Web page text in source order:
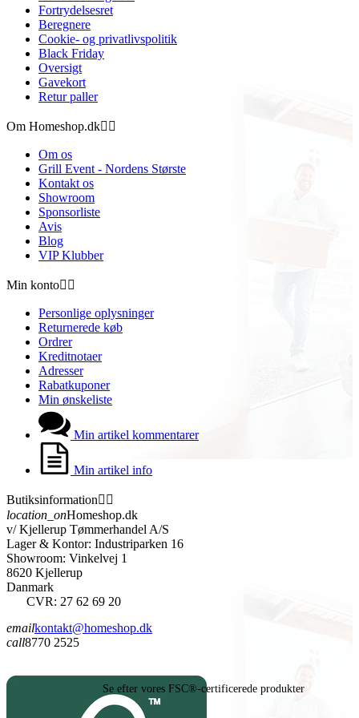
Fortrydelsesret
Beregnere
Cookie- og privatlivspolitik
Black Friday
Oversigt
Gavekort
Retur paller
Om Homeshop.dk 
Om os
Grill Event - Nordens Største
Kontakt os
Showroom
Sponsorliste
Avis
Blog
VIP Klubber
Min konto 
Personlige oplysninger
Returnerede køb
Ordrer
Kreditnotaer
Adresser
Rabatkuponer
Min ønskeliste
Min artikel kommentarer
Min artikel info
Butiksinformation 
location_onHomeshop.dk
v/ Kjellerup Tømmerhandel A/S
Lager & Kontor: Industriparken 16
Showroom: Vinkelvej 1
8620 Kjellerup
Danmark
CVR: 27 62 69 20
emailkontakt@homeshop.dk
call8770 2525
Se efter vores FSC®-certificerede produkter